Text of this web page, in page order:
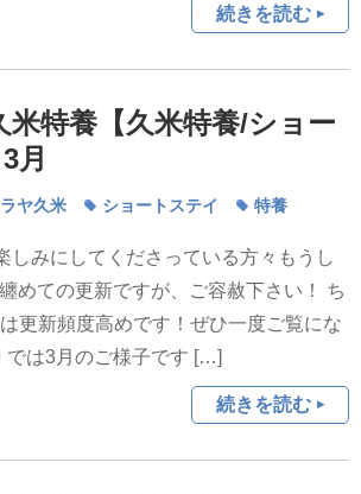
続きを読む
米特養【久米特養/ショー
月
ヤ久米 ショートステイ 特養
しみにしてくださっている方々もうし
めての更新ですが、ご容赦下さい！ ち
更新頻度高めです！ぜひ一度ご覧にな
では3月のご様子です […]
続きを読む